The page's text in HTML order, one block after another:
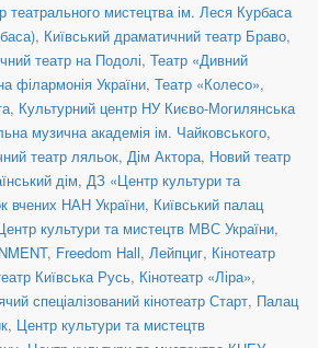
театрального мистецтва ім. Леся Курбаса
, Київський драматичний театр Браво,
театр на Подолі, Театр «Дивний
філармонія України, Театр «Колесо»,
, Культурний центр НУ Києво-Могилянська
музична академія ім. Чайковського,
театр ляльок, Дім Актора, Новий театр
дім, ДЗ «Центр культури та
вчених НАН України, Київський палац
культури та мистецтв МВС України,
, Freedom Hall, Лейпциг, Кінотеатр
Київська Русь, Кінотеатр «Ліра»,
спеціалізований кінотеатр Старт, Палац
, Центр культури та мистецтв